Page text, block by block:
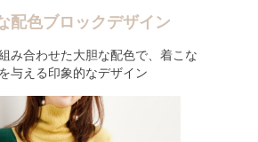
配色ブロックデザイン
み合わせた大胆な配色で、着こな
与える印象的なデザイン